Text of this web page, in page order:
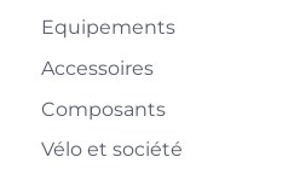
Equipements
Accessoires
Composants
Vélo et société